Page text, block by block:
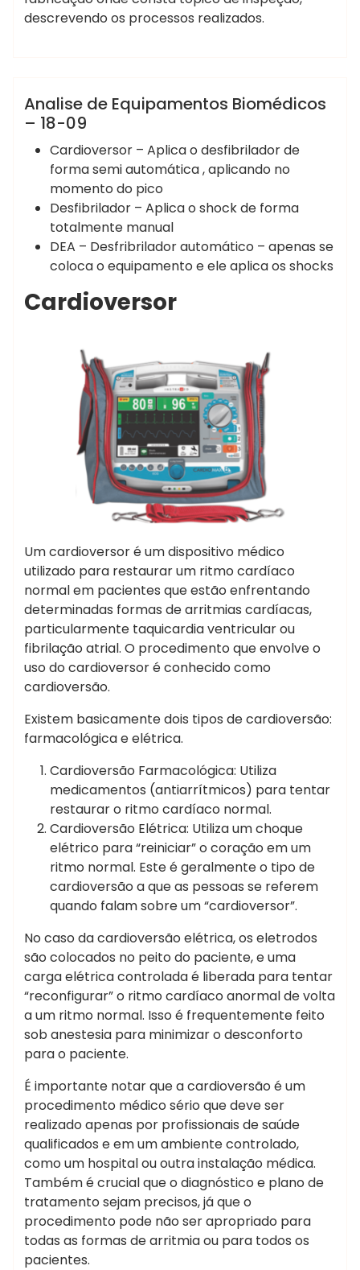
descrevendo os processos realizados.
Analise de Equipamentos Biomédicos
Analise de Equipamentos Biomédicos
– 18-09
Cardioversor – Aplica o desfibrilador de
forma semi automática , aplicando no
momento do pico
Desfibrilador – Aplica o shock de forma
totalmente manual
DEA – Desfribrilador automático – apenas se
coloca o equipamento e ele aplica os shocks
Cardioversor
Um cardioversor é um dispositivo médico
utilizado para restaurar um ritmo cardíaco
normal em pacientes que estão enfrentando
determinadas formas de arritmias cardíacas,
particularmente taquicardia ventricular ou
fibrilação atrial. O procedimento que envolve o
uso do cardioversor é conhecido como
cardioversão.
Existem basicamente dois tipos de cardioversão:
farmacológica e elétrica.
Cardioversão Farmacológica: Utiliza
medicamentos (antiarrítmicos) para tentar
restaurar o ritmo cardíaco normal.
Cardioversão Elétrica: Utiliza um choque
elétrico para “reiniciar” o coração em um
ritmo normal. Este é geralmente o tipo de
cardioversão a que as pessoas se referem
quando falam sobre um “cardioversor”.
No caso da cardioversão elétrica, os eletrodos
são colocados no peito do paciente, e uma
carga elétrica controlada é liberada para tentar
“reconfigurar” o ritmo cardíaco anormal de volta
a um ritmo normal. Isso é frequentemente feito
sob anestesia para minimizar o desconforto
para o paciente.
É importante notar que a cardioversão é um
procedimento médico sério que deve ser
realizado apenas por profissionais de saúde
qualificados e em um ambiente controlado,
como um hospital ou outra instalação médica.
Também é crucial que o diagnóstico e plano de
tratamento sejam precisos, já que o
procedimento pode não ser apropriado para
todas as formas de arritmia ou para todos os
pacientes.